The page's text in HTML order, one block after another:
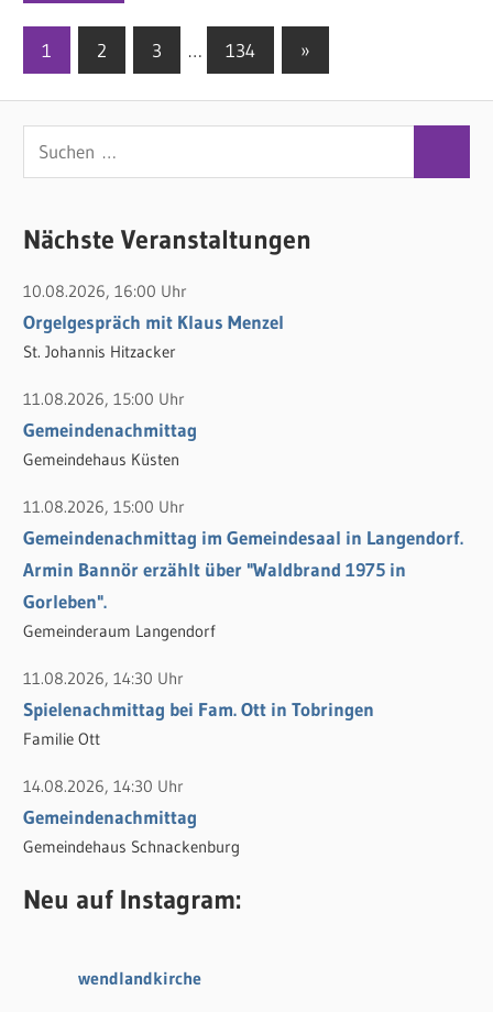
Seitennummerierung
der
Beiträge
1 2 3 … 134
Nächste
»
u
h
n
n
a
c
h
:
Nächste Veranstaltungen
10.08.2026, 16:00 Uhr
Orgelgespräch mit Klaus Menzel
St. Johannis Hitzacker
11.08.2026, 15:00 Uhr
Gemeindenachmittag
Gemeindehaus Küsten
11.08.2026, 15:00 Uhr
Gemeindenachmittag im Gemeindesaal in Langendorf.
Armin Bannör erzählt über "Waldbrand 1975 in
Gorleben".
Gemeinderaum Langendorf
11.08.2026, 14:30 Uhr
Spielenachmittag bei Fam. Ott in Tobringen
Familie Ott
14.08.2026, 14:30 Uhr
Gemeindenachmittag
Gemeindehaus Schnackenburg
Neu auf Instagram:
wendlandkirche